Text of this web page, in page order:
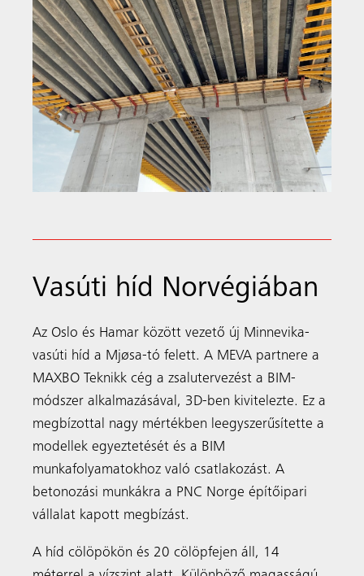
Vasúti híd Norvégiában
Az Oslo és Hamar között vezető új Minnevika-
vasúti híd a Mjøsa-tó felett. A MEVA partnere a
MAXBO Teknikk cég a zsalutervezést a BIM-
módszer alkalmazásával, 3D-ben kivitelezte. Ez a
megbízottal nagy mértékben leegyszerűsítette a
modellek egyeztetését és a BIM
munkafolyamatokhoz való csatlakozást. A
betonozási munkákra a PNC Norge építőipari
vállalat kapott megbízást.
A híd cölöpökön és 20 cölöpfejen áll, 14
Keresés